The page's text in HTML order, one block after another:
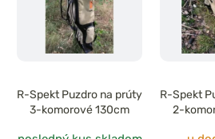
R-Spekt Puzdro na prúty
3-komorové 130cm
R-Spekt
2-